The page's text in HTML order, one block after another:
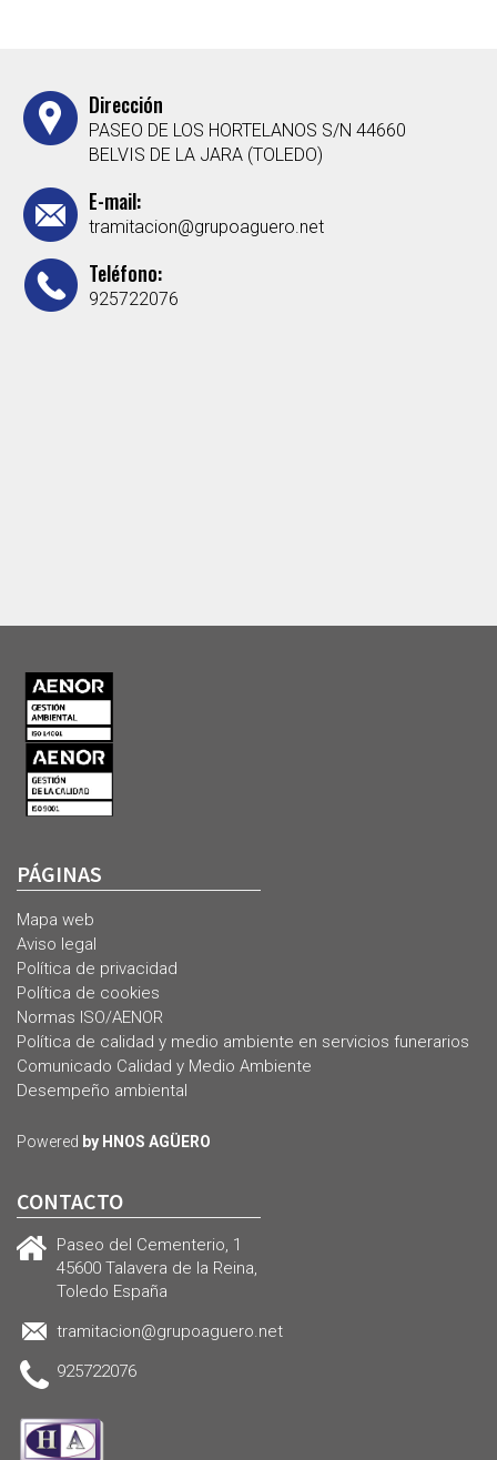
Dirección
PASEO DE LOS HORTELANOS S/N 44660
BELVIS DE LA JARA (TOLEDO)
E-mail:
tramitacion@grupoaguero.net
Teléfono:
925722076
PÁGINAS
Mapa web
Aviso legal
Política de privacidad
Política de cookies
Normas ISO/AENOR
Política de calidad y medio ambiente en servicios funerarios
Comunicado Calidad y Medio Ambiente
Desempeño ambiental
Powered by HNOS AGÜERO
CONTACTO
Paseo del Cementerio, 1
45600 Talavera de la Reina,
Toledo España
tramitacion@grupoaguero.net
925722076